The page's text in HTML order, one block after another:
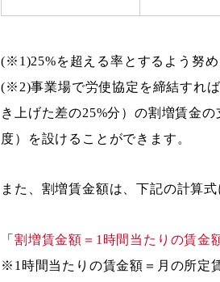
(※1)25%を超える率とするよう努め
(※2)事業場で労使協定を締結すれ
き上げた差の25%分）の割増賃金
度）を設けることができます。
また、割増賃金額は、下記の計算式
「 割増賃金額＝1時間当たりの賃金
※1時間当たりの賃金額＝月の所定